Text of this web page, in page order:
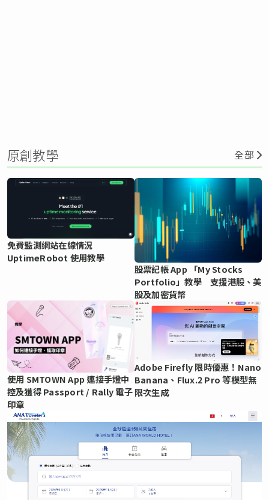
原創教學 全部
免費監測網站在線情況
UptimeRobot 使用教學
股票記帳 App 「My Stocks
Portfolio」教學 支援港股、美
股及加密貨幣
使用 SMTOWN App 連接手燈中
控及獲得 Passport / Rally 電子
印章
Adobe Firefly 限時優惠！Nano
Banana、Flux.2 Pro 等模型無
限次生成